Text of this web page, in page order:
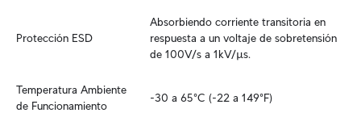
Protección ESD
Absorbiendo corriente transitoria en
respuesta a un voltaje de sobretensión
de 100V/s a 1kV/µs.
Temperatura Ambiente
de Funcionamiento
-30 a 65°C (-22 a 149°F)